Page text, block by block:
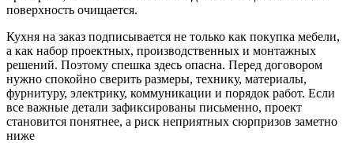
поверхность очищается.
Кухня на заказ подписывается не только как покупка мебели,
а как набор проектных, производственных и монтажных
решений. Поэтому спешка здесь опасна. Перед договором
нужно спокойно сверить размеры, технику, материалы,
фурнитуру, электрику, коммуникации и порядок работ. Если
все важные детали зафиксированы письменно, проект
становится понятнее, а риск неприятных сюрпризов заметно
ниже